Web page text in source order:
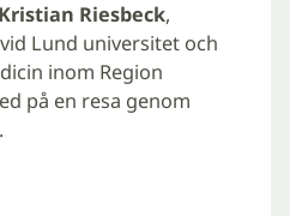
Riesbeck,
Lund universitet och
inom Region
på en resa genom